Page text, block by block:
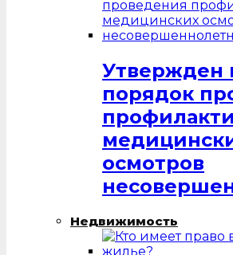
Утвержден
порядок
осмотров
Недвижимость